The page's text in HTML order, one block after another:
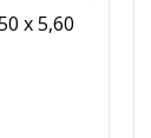
x 5,60